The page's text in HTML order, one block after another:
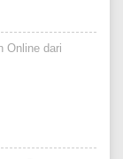
Online dari